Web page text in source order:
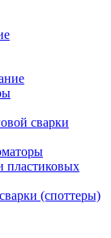
сварки
пластиковых
(споттеры)